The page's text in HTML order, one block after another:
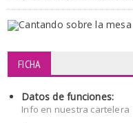
FICHA
Datos de funciones:
Info en nuestra cartelera